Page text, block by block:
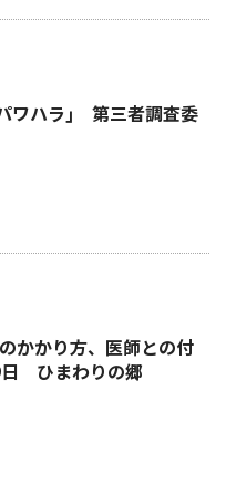
ワハラ｣ 第三者調査委
かかり方、医師との付
ひまわりの郷